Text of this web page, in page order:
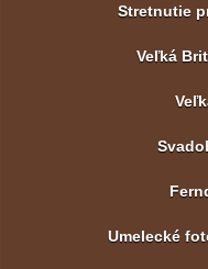
Stretnutie
Veľká
Umelecké